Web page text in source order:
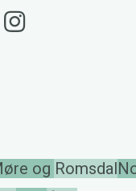
vår Facebook
Gå til vår Instagram
og Romsdal